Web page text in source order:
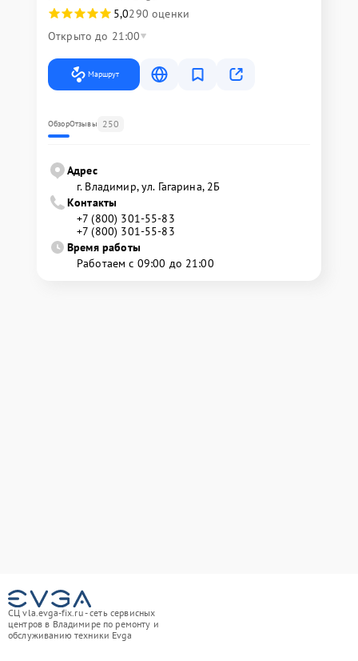
5,0290 оценки
Открыто до 21:00
Маршрут
ОбзорОтзывы 250
Адрес
г. Владимир, ул. Гагарина, 2Б
Контакты
+7 (800) 301-55-83
+7 (800) 301-55-83
Время работы
Работаем с 09:00 до 21:00
СЦ vla.evga-fix.ru - сеть сервисных
центров в Владимире по ремонту и
обслуживанию техники Evga